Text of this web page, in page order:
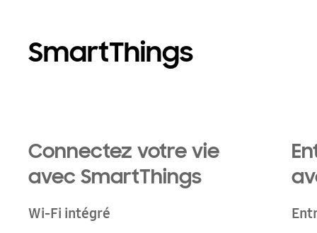
SmartThings
Connectez votre vie
avec SmartThings
Wi-Fi intégré